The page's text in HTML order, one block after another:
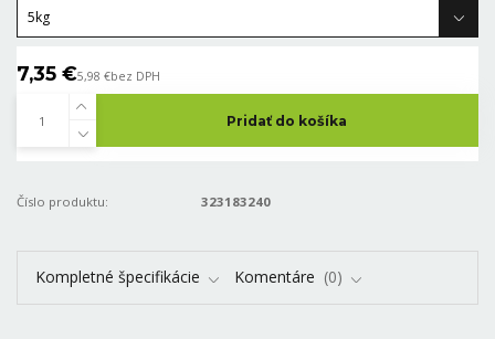
7,35 €5,98 €bez DPH
Pridať do košíka
Číslo produktu: 323183240
Kompletné špecifikácie Komentáre 0